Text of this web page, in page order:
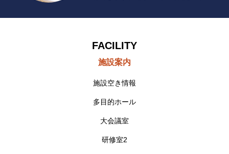
FACILITY
施設案内
施設空き情報
多目的ホール
大会議室
研修室2